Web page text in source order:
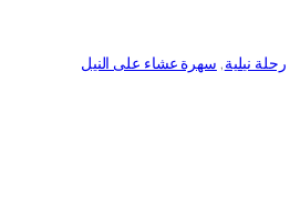
رحلة نيلية, سهرة عشاء على النيل